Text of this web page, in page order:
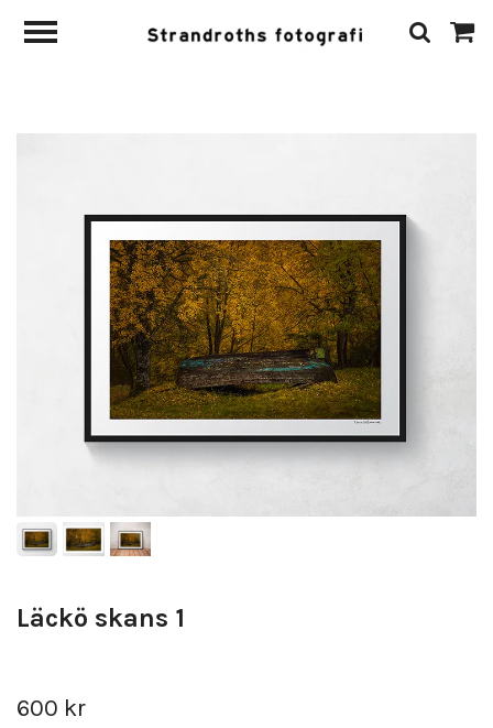
Läckö skans 1
600 kr